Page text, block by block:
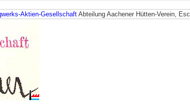
Aktien-Gesellschaft Abteilung Aachener Hütten-Verein,